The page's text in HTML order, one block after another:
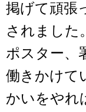
掲げて頑張
されました
ポスター、
働きかけて
かいをやれ